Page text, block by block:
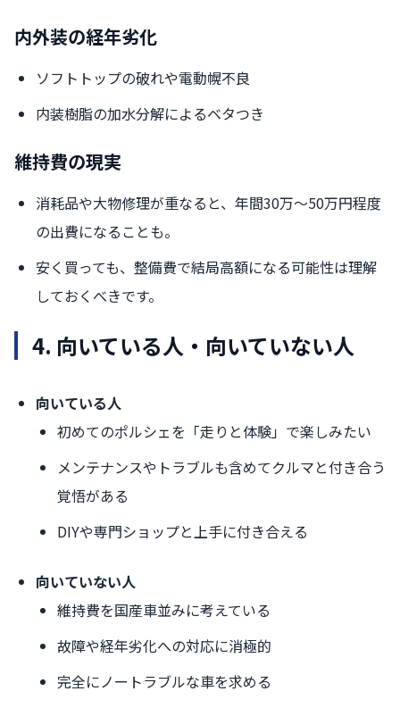
内外装の経年劣化
ソフトトップの破れや電動幌不良
内装樹脂の加水分解によるベタつき
維持費の現実
消耗品や大物修理が重なると、年間30万〜50万円程度
の出費になることも。
安く買っても、整備費で結局高額になる可能性は理解
しておくべきです。
4. 向いている人・向いていない人
向いている人
初めてのポルシェを「走りと体験」で楽しみたい
メンテナンスやトラブルも含めてクルマと付き合う
覚悟がある
DIYや専門ショップと上手に付き合える
向いていない人
維持費を国産車並みに考えている
故障や経年劣化への対応に消極的
完全にノートラブルな車を求める